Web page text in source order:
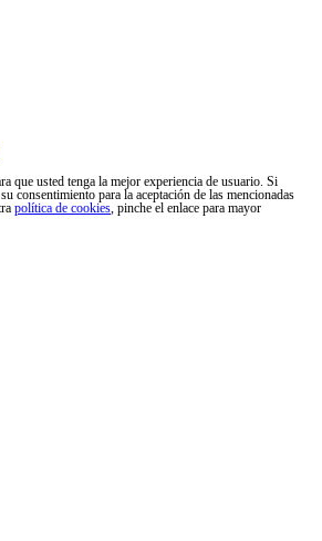
que usted tenga la mejor experiencia de usuario. Si
consentimiento para la aceptación de las mencionadas
política de cookies , pinche el enlace para mayor